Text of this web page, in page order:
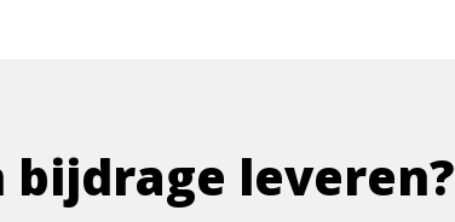
bijdrage leveren?